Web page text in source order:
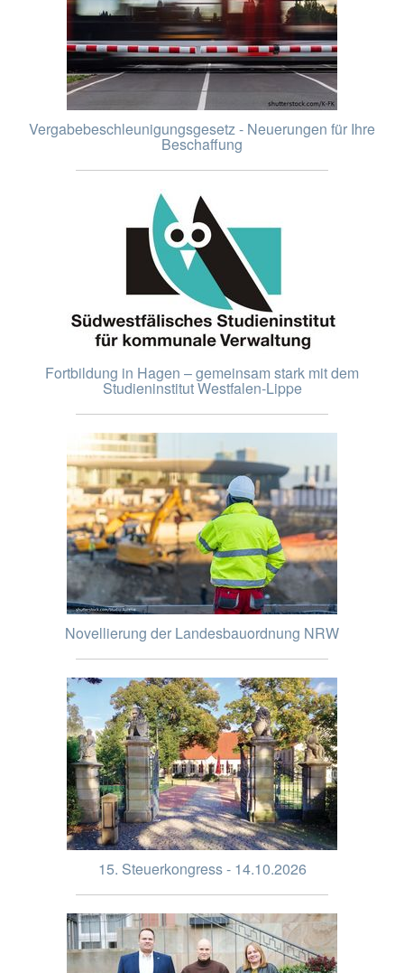
Vergabebeschleunigungsgesetz - Neuerungen für Ihre
Beschaffung
Fortbildung in Hagen – gemeinsam stark mit dem
Studieninstitut Westfalen-Lippe
Novellierung der Landesbauordnung NRW
15. Steuerkongress - 14.10.2026